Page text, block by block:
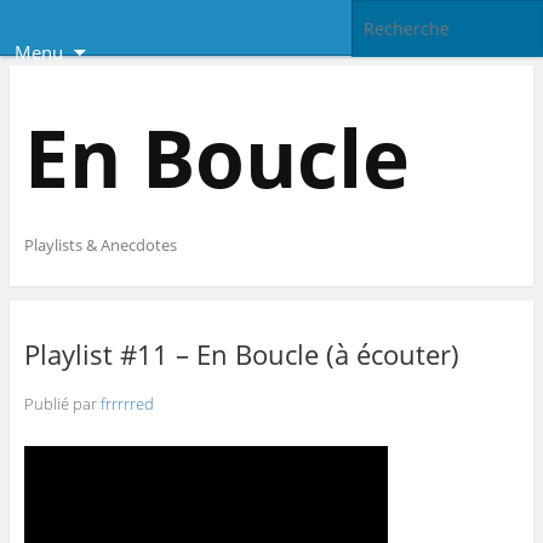
Menu
En Boucle
Playlists & Anecdotes
Playlist #11 – En Boucle (à écouter)
Publié parfrrrrred